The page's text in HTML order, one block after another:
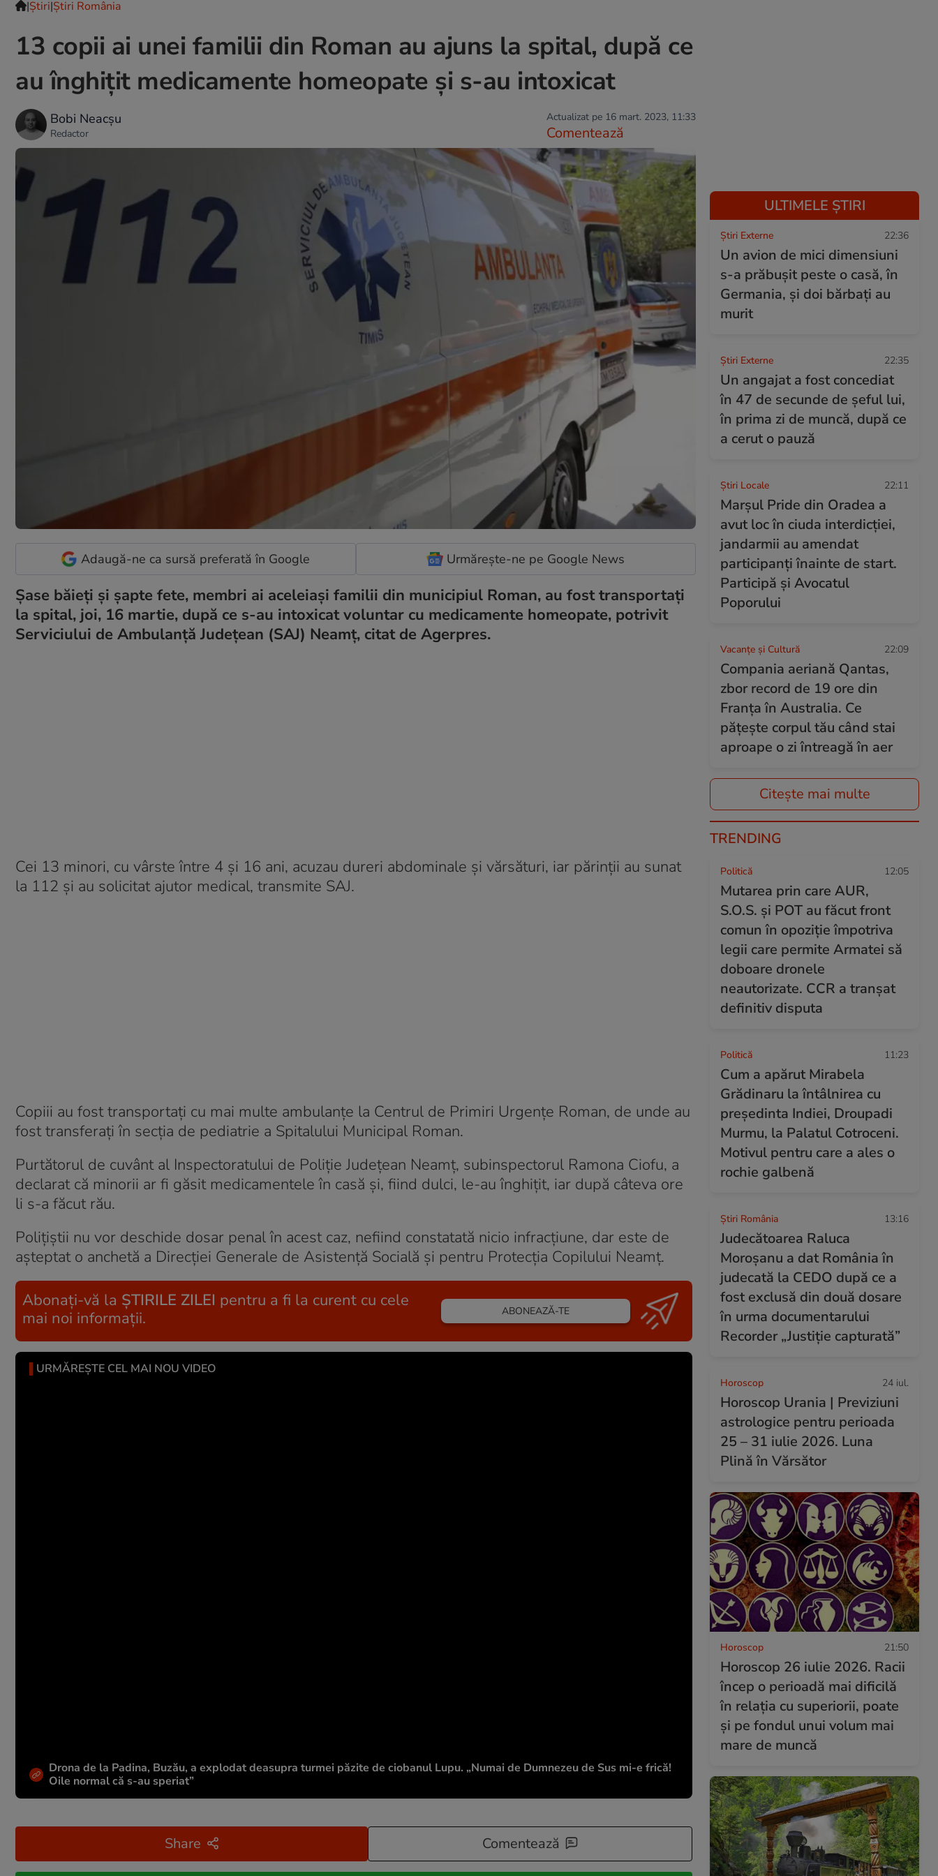
|Ştiri|Știri România
13 copii ai unei familii din Roman au ajuns la spital, după ce
au înghițit medicamente homeopate și s-au intoxicat
Bobi Neacșu
Redactor
Actualizat pe 16 mart. 2023, 11:33
Comentează
Adaugă-ne ca sursă preferată în Google Urmărește-ne pe Google News
Şase băieţi şi şapte fete, membri ai aceleiaşi familii din municipiul Roman, au fost transportaţi
la spital, joi, 16 martie, după ce s-au intoxicat voluntar cu medicamente homeopate, potrivit
Serviciului de Ambulanţă Judeţean (SAJ) Neamţ, citat de Agerpres.
Cei 13 minori, cu vârste între 4 şi 16 ani, acuzau dureri abdominale şi vărsături, iar părinţii au sunat
la 112 şi au solicitat ajutor medical, transmite SAJ.
Copiii au fost transportaţi cu mai multe ambulanţe la Centrul de Primiri Urgenţe Roman, de unde au
fost transferaţi în secţia de pediatrie a Spitalului Municipal Roman.
Purtătorul de cuvânt al Inspectoratului de Poliţie Judeţean Neamţ, subinspectorul Ramona Ciofu, a
declarat că minorii ar fi găsit medicamentele în casă şi, fiind dulci, le-au înghiţit, iar după câteva ore
li s-a făcut rău.
Poliţiştii nu vor deschide dosar penal în acest caz, nefiind constatată nicio infracţiune, dar este de
aşteptat o anchetă a Direcţiei Generale de Asistenţă Socială şi pentru Protecţia Copilului Neamţ.
Abonați-vă la ȘTIRILE ZILEI pentru a fi la curent cu cele
mai noi informații.
ABONEAZĂ-TE
URMĂREȘTE CEL MAI NOU VIDEO
Drona de la Padina, Buzău, a explodat deasupra turmei păzite de ciobanul Lupu. „Numai de Dumnezeu de Sus mi-e frică!
Oile normal că s-au speriat”
Share Comentează
ULTIMELE ȘTIRI
Știri Externe 22:36
Un avion de mici dimensiuni
s-a prăbușit peste o casă, în
Germania, și doi bărbați au
murit
Știri Externe 22:35
Un angajat a fost concediat
în 47 de secunde de șeful lui,
în prima zi de muncă, după ce
a cerut o pauză
Știri Locale 22:11
Marșul Pride din Oradea a
avut loc în ciuda interdicției,
jandarmii au amendat
participanți înainte de start.
Participă și Avocatul
Poporului
Vacanțe și Cultură 22:09
Compania aeriană Qantas,
zbor record de 19 ore din
Franța în Australia. Ce
pățește corpul tău când stai
aproape o zi întreagă în aer
Citește mai multe
TRENDING
Politică 12:05
Mutarea prin care AUR,
S.O.S. și POT au făcut front
comun în opoziție împotriva
legii care permite Armatei să
doboare dronele
neautorizate. CCR a tranșat
definitiv disputa
Politică 11:23
Cum a apărut Mirabela
Grădinaru la întâlnirea cu
președinta Indiei, Droupadi
Murmu, la Palatul Cotroceni.
Motivul pentru care a ales o
rochie galbenă
Știri România 13:16
Judecătoarea Raluca
Moroșanu a dat România în
judecată la CEDO după ce a
fost exclusă din două dosare
în urma documentarului
Recorder „Justiție capturată”
Horoscop 24 iul.
Horoscop Urania | Previziuni
astrologice pentru perioada
25 – 31 iulie 2026. Luna
Plină în Vărsător
Horoscop 21:50
Horoscop 26 iulie 2026. Racii
încep o perioadă mai dificilă
în relația cu superiorii, poate
și pe fondul unui volum mai
mare de muncă